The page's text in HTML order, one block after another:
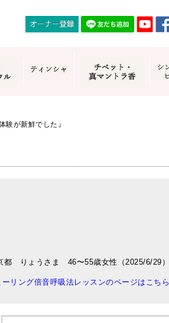
験が新鮮でした』
都 りょうさま 46〜55歳女性（2025/6/29）
リング倍音呼吸法レッスンのページはこちら